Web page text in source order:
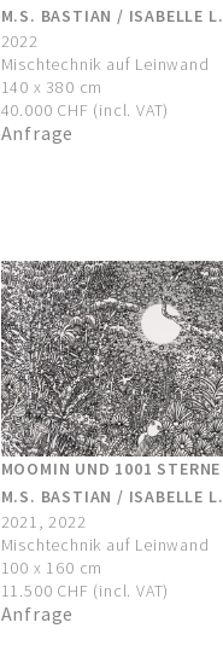
M.S. BASTIAN / ISABELLE L.
2022
Mischtechnik auf Leinwand
140 x 380 cm
40.000 CHF (incl. VAT)
Anfrage
MOOMIN UND 1001 STERNE
M.S. BASTIAN / ISABELLE L.
2021, 2022
Mischtechnik auf Leinwand
100 x 160 cm
11.500 CHF (incl. VAT)
Anfrage